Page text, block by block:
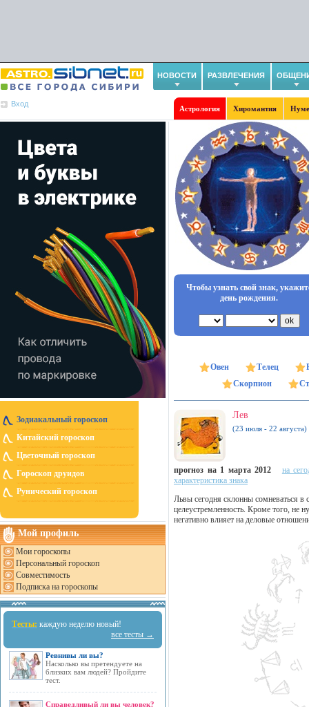
НОВОСТИ РАЗВЛЕЧЕНИЯ
Вход
Астрология Хиромантия
Зодиакальный гороскоп
Китайский гороскоп
Цветочный гороскоп
Гороскоп друидов
Рунический гороскоп
Мой профиль
Мои гороскопы
Персональный гороскоп
Совместимость
Подписка на гороскопы
Тесты: каждую неделю новый!
все тесты →
Ревнивы ли вы?
Насколько вы претендуете на
близких вам людей? Пройдите
тест.
Справедливый ли вы человек?
Чтобы узнать свой знак,
день рождения.
Овен Телец
Скорпион
Лев
(23 июля - 22 августа)
прогноз на 1 марта 2012
на
характеристика знака
Львы сегодня склонны сомневаться в
целеустремленность. Кроме того, не
негативно влияет на деловые